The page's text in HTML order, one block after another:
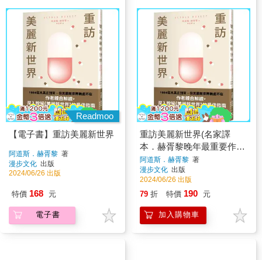
Readmoo
【電子書】重訪美麗新世界
阿道斯．赫胥黎 著
漫步文化 出版
2024/06/26 出版
特價 168 元
電子書
重訪美麗新世界(名家譯
本．赫胥黎晚年最重要作
品)
阿道斯．赫胥黎 著
漫步文化 出版
2024/06/26 出版
79 折 特價 190 元
加入購物車